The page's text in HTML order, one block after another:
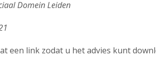
Domein Leiden
een link zodat u het advies kunt